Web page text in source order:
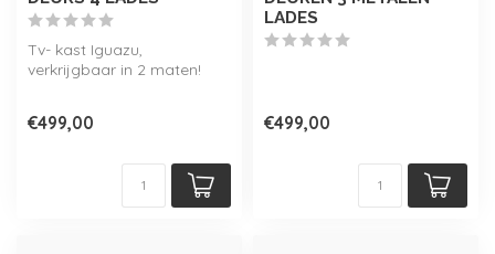
Tv- kast Iguazu,
verkrijgbaar in 2 maten!
€499,00
LADES
€499,00